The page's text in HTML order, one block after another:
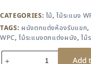
CATEGORIES: ไม้,ไม้ระแนง
TAGS: ผนังตกแต่งห้องรับแขก,
WPC,ไม้ระแนงตกแต่งผนัง,ไม้
Add